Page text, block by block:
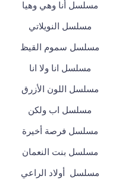
مسلسل أنا وهي وهيا
مسلسل النويلاتي
مسلسل سموم القيظ
مسلسل انا ولا انا
مسلسل اللون الأزرق
مسلسل اب ولكن
مسلسل فرصة أخيرة
مسلسل بنت النعمان
مسلسل أولاد الراعي